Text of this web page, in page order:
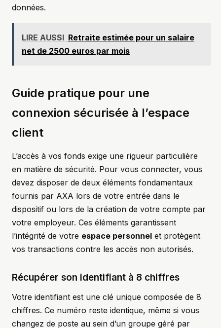
données.
LIRE AUSSI Retraite estimée pour un salaire
net de 2500 euros par mois
Guide pratique pour une
connexion sécurisée à l’espace
client
L’accès à vos fonds exige une rigueur particulière
en matière de sécurité. Pour vous connecter, vous
devez disposer de deux éléments fondamentaux
fournis par AXA lors de votre entrée dans le
dispositif ou lors de la création de votre compte par
votre employeur. Ces éléments garantissent
l’intégrité de votre espace personnel et protègent
vos transactions contre les accès non autorisés.
Récupérer son identifiant à 8 chiffres
Votre identifiant est une clé unique composée de 8
chiffres. Ce numéro reste identique, même si vous
changez de poste au sein d’un groupe géré par